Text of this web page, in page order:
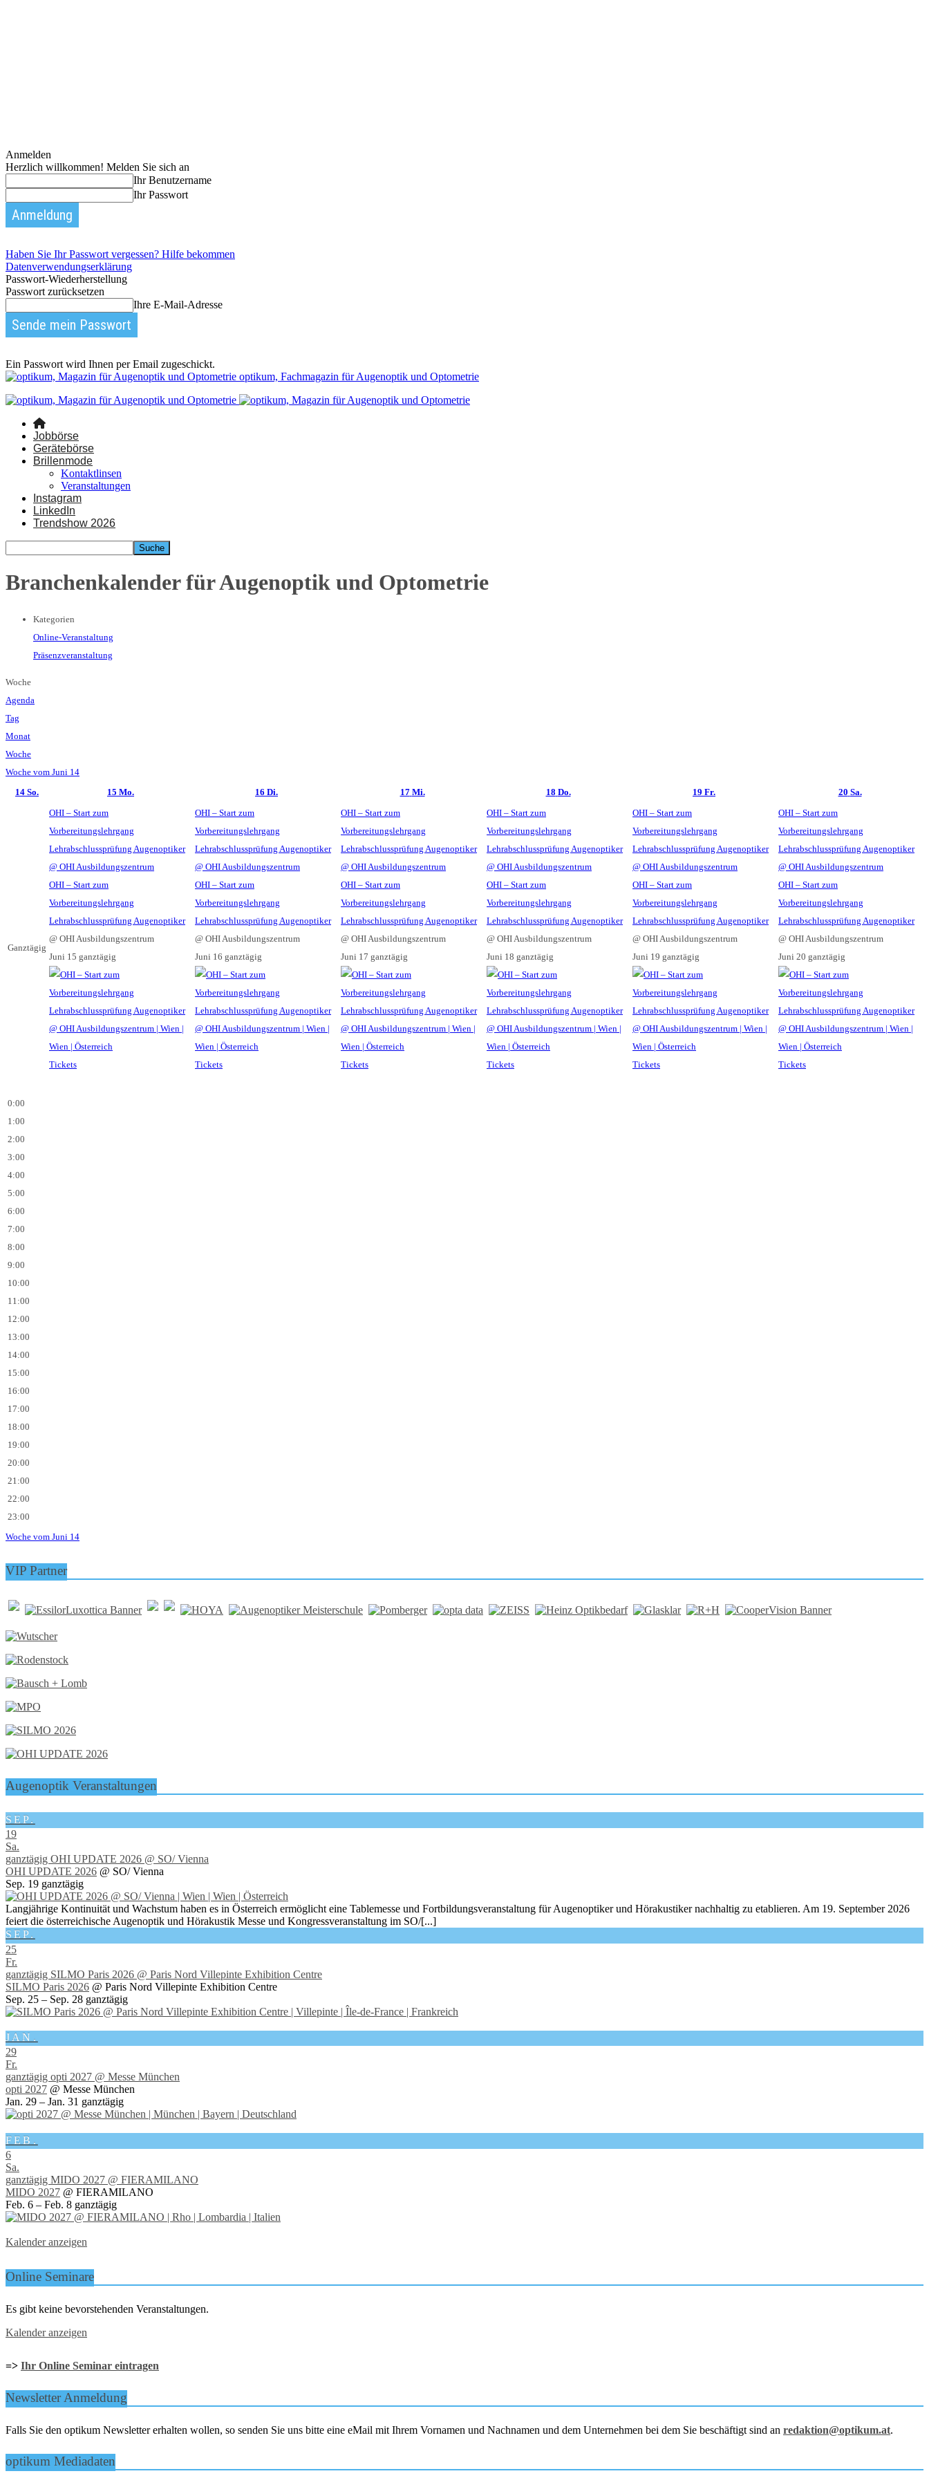
Anmelden
Herzlich willkommen! Melden Sie sich an
Ihr Benutzername
Ihr Passwort
Haben Sie Ihr Passwort vergessen? Hilfe bekommen
Datenverwendungserklärung
Passwort-Wiederherstellung
Passwort zurücksetzen
Ihre E-Mail-Adresse
Ein Passwort wird Ihnen per Email zugeschickt.
optikum, Fachmagazin für Augenoptik und Optometrie
Jobbörse
Gerätebörse
Brillenmode
Kontaktlinsen
Veranstaltungen
Instagram
LinkedIn
Trendshow 2026
Branchenkalender für Augenoptik und Optometrie
Kategorien
Online-Veranstaltung
Präsenzveranstaltung
Woche
Agenda
Tag
Monat
Woche
Woche vom Juni 14
14 So. 15 Mo. 16 Di. 17 Mi. 18 Do. 19 Fr. 20 Sa.
Ganztägig
OHI – Start zum
Vorbereitungslehrgang
Lehrabschlussprüfung Augenoptiker
@ OHI Ausbildungszentrum
OHI – Start zum
Vorbereitungslehrgang
Lehrabschlussprüfung Augenoptiker
@ OHI Ausbildungszentrum
Juni 15 ganztägig
Tickets
OHI – Start zum
Vorbereitungslehrgang
Lehrabschlussprüfung Augenoptiker
@ OHI Ausbildungszentrum
OHI – Start zum
Vorbereitungslehrgang
Lehrabschlussprüfung Augenoptiker
@ OHI Ausbildungszentrum
Juni 16 ganztägig
Tickets
OHI – Start zum
Vorbereitungslehrgang
Lehrabschlussprüfung Augenoptiker
@ OHI Ausbildungszentrum
OHI – Start zum
Vorbereitungslehrgang
Lehrabschlussprüfung Augenoptiker
@ OHI Ausbildungszentrum
Juni 17 ganztägig
Tickets
OHI – Start zum
Vorbereitungslehrgang
Lehrabschlussprüfung Augenoptiker
@ OHI Ausbildungszentrum
OHI – Start zum
Vorbereitungslehrgang
Lehrabschlussprüfung Augenoptiker
@ OHI Ausbildungszentrum
Juni 18 ganztägig
Tickets
OHI – Start zum
Vorbereitungslehrgang
Lehrabschlussprüfung Augenoptiker
@ OHI Ausbildungszentrum
OHI – Start zum
Vorbereitungslehrgang
Lehrabschlussprüfung Augenoptiker
@ OHI Ausbildungszentrum
Juni 19 ganztägig
Tickets
OHI – Start zum
Vorbereitungslehrgang
Lehrabschlussprüfung Augenoptiker
@ OHI Ausbildungszentrum
OHI – Start zum
Vorbereitungslehrgang
Lehrabschlussprüfung Augenoptiker
@ OHI Ausbildungszentrum
Juni 20 ganztägig
Tickets
0:00
1:00
2:00
3:00
4:00
5:00
6:00
7:00
8:00
9:00
10:00
11:00
12:00
13:00
14:00
15:00
16:00
17:00
18:00
19:00
20:00
21:00
22:00
23:00
Woche vom Juni 14
VIP Partner
Augenoptik Veranstaltungen
SEP.
19
Sa.
ganztägig OHI UPDATE 2026 @ SO/ Vienna
OHI UPDATE 2026 @ SO/ Vienna
Sep. 19 ganztägig
Langjährige Kontinuität und Wachstum haben es in Österreich ermöglicht eine Tablemesse und Fortbildungsveranstaltung für Augenoptiker und Hörakustiker nachhaltig zu etablieren. Am 19. September 2026
feiert die österreichische Augenoptik und Hörakustik Messe und Kongressveranstaltung im SO/[...]
SEP.
25
Fr.
ganztägig SILMO Paris 2026 @ Paris Nord Villepinte Exhibition Centre
SILMO Paris 2026 @ Paris Nord Villepinte Exhibition Centre
Sep. 25 – Sep. 28 ganztägig
JAN.
29
Fr.
ganztägig opti 2027 @ Messe München
opti 2027 @ Messe München
Jan. 29 – Jan. 31 ganztägig
FEB.
6
Sa.
ganztägig MIDO 2027 @ FIERAMILANO
MIDO 2027 @ FIERAMILANO
Feb. 6 – Feb. 8 ganztägig
Kalender anzeigen
Online Seminare
Es gibt keine bevorstehenden Veranstaltungen.
Kalender anzeigen
=> Ihr Online Seminar eintragen
Newsletter Anmeldung
Falls Sie den optikum Newsletter erhalten wollen, so senden Sie uns bitte eine eMail mit Ihrem Vornamen und Nachnamen und dem Unternehmen bei dem Sie beschäftigt sind an redaktion@optikum.at.
optikum Mediadaten